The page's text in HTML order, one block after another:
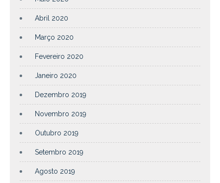
Abril 2020
Março 2020
Fevereiro 2020
Janeiro 2020
Dezembro 2019
Novembro 2019
Outubro 2019
Setembro 2019
Agosto 2019